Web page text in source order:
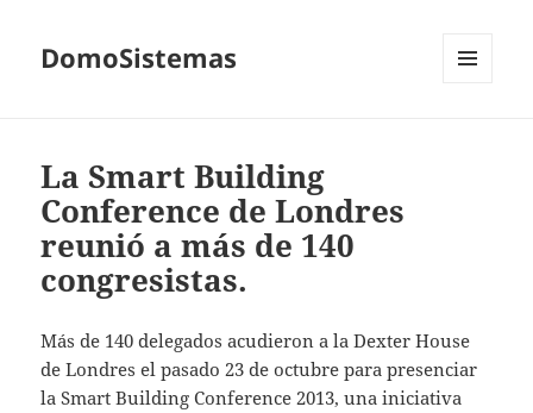
DomoSistemas
La Smart Building
Conference de Londres
reunió a más de 140
congresistas.
Más de 140 delegados acudieron a la Dexter House
de Londres el pasado 23 de octubre para presenciar
la Smart Building Conference 2013, una iniciativa